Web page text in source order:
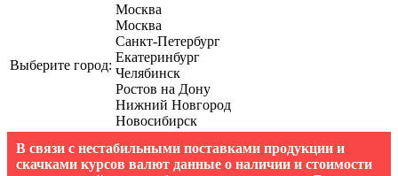
Выберите город:
Москва
Москва
Санкт-Петербург
Екатеринбург
Челябинск
Ростов на Дону
Нижний Новгород
Новосибирск
В связи с нестабильными поставками продукции и
скачками курсов валют данные о наличии и стоимости